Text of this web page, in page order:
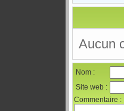
Aucun
Nom :
Site web :
Commentaire :